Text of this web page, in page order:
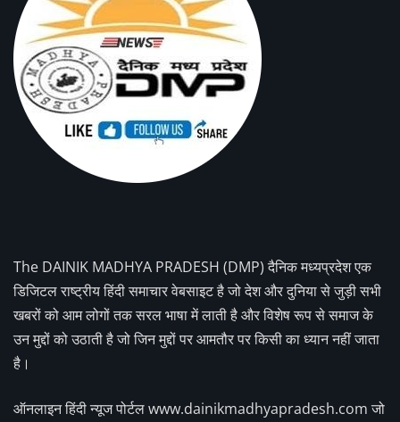
The DAINIK MADHYA PRADESH (DMP) दैनिक मध्यप्रदेश एक
डिजिटल राष्ट्रीय हिंदी समाचार वेबसाइट है जो देश और दुनिया से जुड़ी सभी
खबरों को आम लोगों तक सरल भाषा में लाती है और विशेष रूप से समाज के
उन मुद्दों को उठाती है जो जिन मुद्दों पर आमतौर पर किसी का ध्यान नहीं जाता
है।
ऑनलाइन हिंदी न्यूज पोर्टल www.dainikmadhyapradesh.com जो